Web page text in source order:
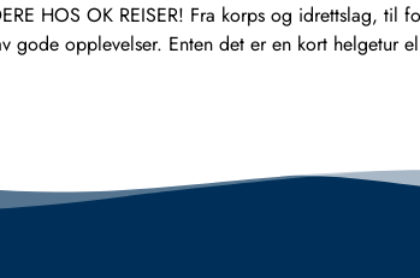
HOS OK REISER! Fra korps og idrettslag,
opplevelser. Enten det er en kort helgetur